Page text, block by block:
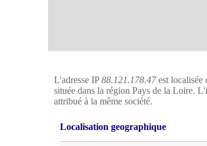
L'adresse IP88.121.178.47est localisée
située dans la région Pays de la Loire.
attribué à la même société.
Localisation geographique